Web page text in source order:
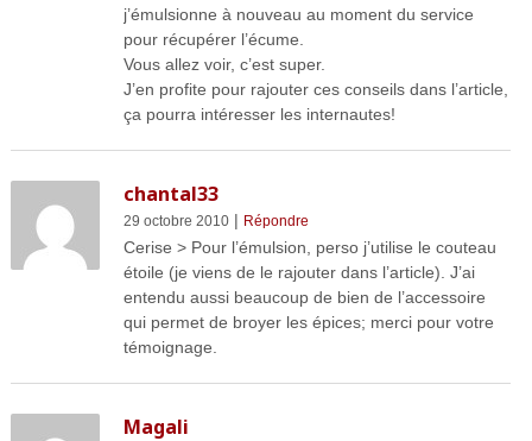
j’émulsionne à nouveau au moment du service
pour récupérer l’écume.
Vous allez voir, c’est super.
J’en profite pour rajouter ces conseils dans l’article,
ça pourra intéresser les internautes!
chantal33
29 octobre 2010| Répondre
Cerise > Pour l’émulsion, perso j’utilise le couteau
étoile (je viens de le rajouter dans l’article). J’ai
entendu aussi beaucoup de bien de l’accessoire
qui permet de broyer les épices; merci pour votre
témoignage.
Magali